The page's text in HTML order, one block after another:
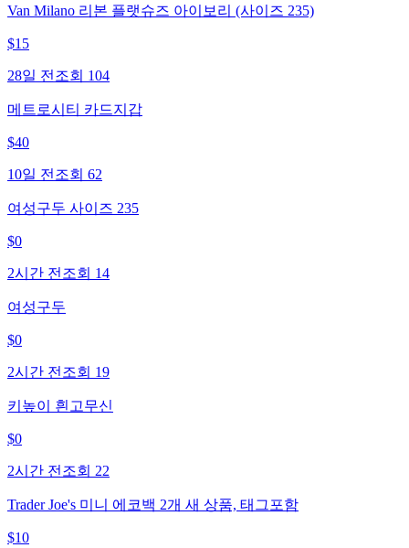
Van Milano 리본 플랫슈즈 아이보리 (사이즈 235)
$15
28일 전 조회 104
메트로시티 카드지갑
$40
10일 전 조회 62
여성구두 사이즈 235
$0
2시간 전 조회 14
여성구두
$0
2시간 전 조회 19
키높이 흰고무신
$0
2시간 전 조회 22
Trader Joe's 미니 에코백 2개 새 상품, 태그포함
$10